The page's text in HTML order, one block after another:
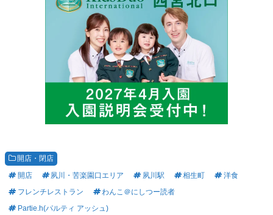
開店・閉店
開店
夙川・苦楽園口エリア 夙川駅 相生町
洋食
フレンチレストラン
わんこ＠にしつー読者
Partie.h(パルティ アッシュ)